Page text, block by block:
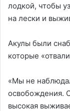
лодкой, чтобы
на лески и
Акулы были
которые
«Мы не
освобождения.
высокая